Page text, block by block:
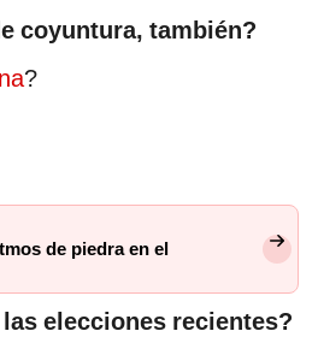
coyuntura, también?
?
de piedra en el
elecciones recientes?